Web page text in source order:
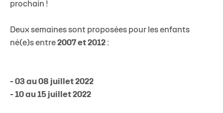
prochain !
Deux semaines sont proposées pour les enfants
né(e)s entre 2007 et 2012 :
- 03 au 08 juillet 2022
- 10 au 15 juillet 2022